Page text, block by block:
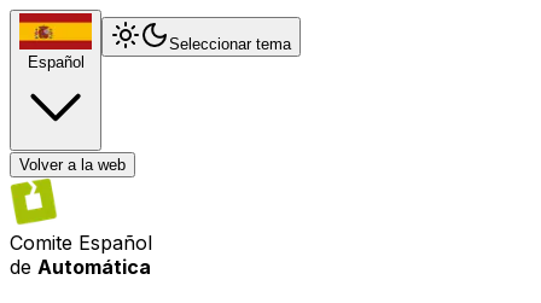
Español
Seleccionar tema
Volver a la web
Comite Español
de Automática